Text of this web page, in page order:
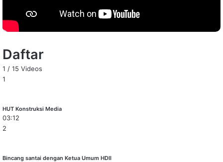
Daftar
1 / 15 Videos
1
HUT Konstruksi Media
03:12
2
Bincang santai dengan Ketua Umum HDII